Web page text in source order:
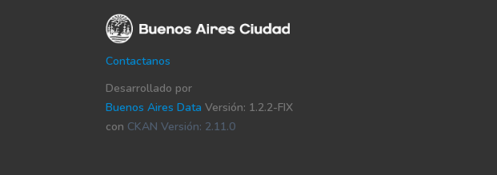
Contactanos
Desarrollado por
Buenos Aires Data Versión: 1.2.2-FIX
con CKAN Versión: 2.11.0